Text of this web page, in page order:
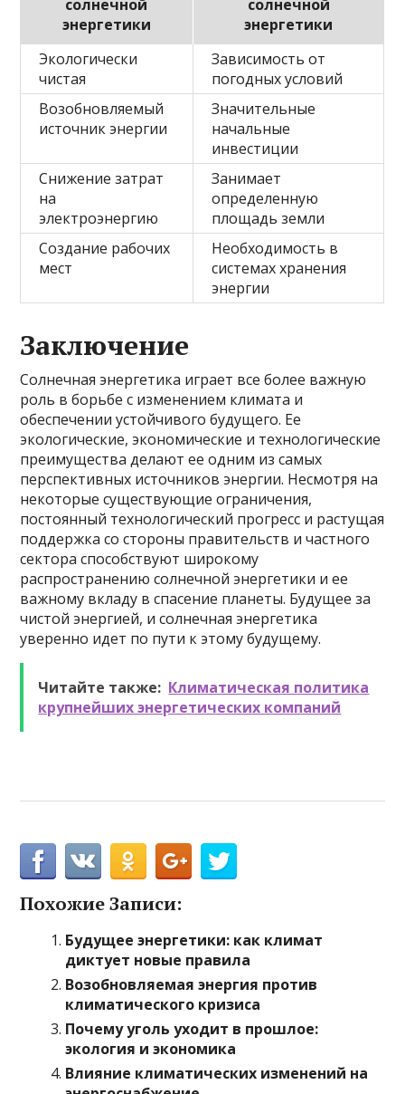
солнечной
энергетики
солнечной
энергетики
Экологически
чистая
Зависимость от
погодных условий
Возобновляемый
источник энергии
Значительные
начальные
инвестиции
Снижение затрат
на
электроэнергию
Занимает
определенную
площадь земли
Создание рабочих
мест
Необходимость в
системах хранения
энергии
Заключение
Солнечная энергетика играет все более важную
роль в борьбе с изменением климата и
обеспечении устойчивого будущего. Ее
экологические, экономические и технологические
преимущества делают ее одним из самых
перспективных источников энергии. Несмотря на
некоторые существующие ограничения,
постоянный технологический прогресс и растущая
поддержка со стороны правительств и частного
сектора способствуют широкому
распространению солнечной энергетики и ее
важному вкладу в спасение планеты. Будущее за
чистой энергией, и солнечная энергетика
уверенно идет по пути к этому будущему.
Читайте также: Климатическая политика
крупнейших энергетических компаний
Похожие Записи:
Будущее энергетики: как климат
диктует новые правила
Возобновляемая энергия против
климатического кризиса
Почему уголь уходит в прошлое:
экология и экономика
Влияние климатических изменений на